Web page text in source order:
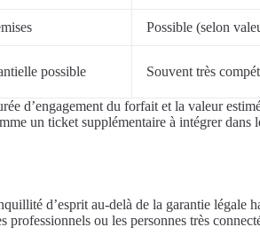
Possible (selon
possible Souvent très
d’engagement du forfait et la valeur
un ticket supplémentaire à intégrer
d’esprit au-delà de la garantie légale
ou les personnes très